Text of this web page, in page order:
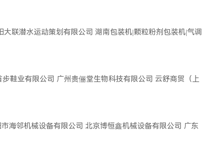
大联潜水运动策划有限公司 湖南包装机|颗粒粉剂包装机|气调
步鞋业有限公司 广州贵俪堂生物科技有限公司 云舒商贸（上
海邻机械设备有限公司 北京博恒鑫机械设备有限公司 广东